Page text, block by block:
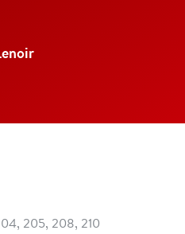
205, 208, 210